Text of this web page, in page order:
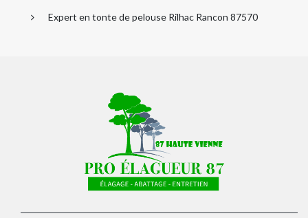
Expert en tonte de pelouse Rilhac Rancon 87570